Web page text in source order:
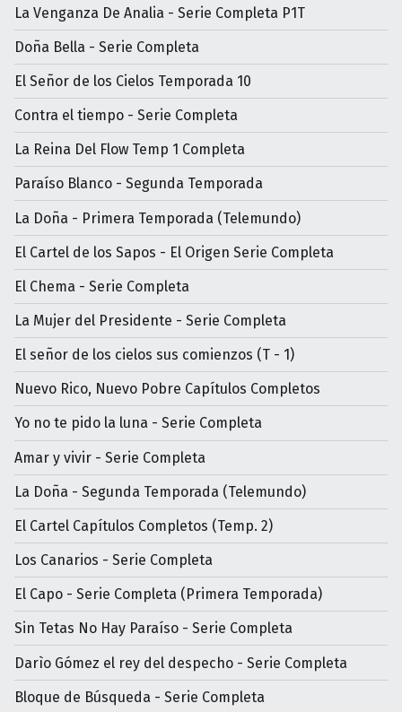
La Venganza De Analia - Serie Completa P1T
Doña Bella - Serie Completa
El Señor de los Cielos Temporada 10
Contra el tiempo - Serie Completa
La Reina Del Flow Temp 1 Completa
Paraíso Blanco - Segunda Temporada
La Doña - Primera Temporada (Telemundo)
El Cartel de los Sapos - El Origen Serie Completa
El Chema - Serie Completa
La Mujer del Presidente - Serie Completa
El señor de los cielos sus comienzos (T - 1)
Nuevo Rico, Nuevo Pobre Capítulos Completos
Yo no te pido la luna - Serie Completa
Amar y vivir - Serie Completa
La Doña - Segunda Temporada (Telemundo)
El Cartel Capítulos Completos (Temp. 2)
Los Canarios - Serie Completa
El Capo - Serie Completa (Primera Temporada)
Sin Tetas No Hay Paraíso - Serie Completa
Darìo Gómez el rey del despecho - Serie Completa
Bloque de Búsqueda - Serie Completa